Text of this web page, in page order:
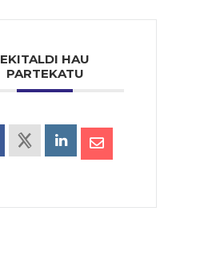
EKITALDI HAU
PARTEKATU